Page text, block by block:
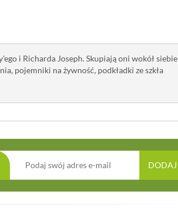
i Richarda Joseph. Skupiają oni wokół siebie
pojemniki na żywność, podkładki ze szkła
DODAJ